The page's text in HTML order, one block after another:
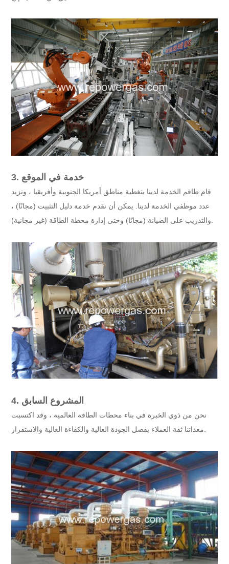
3. خدمة في الموقع
قام طاقم الخدمة لدينا بتغطية مناطق أمريكا الجنوبية وأفريقيا ، ونزيد
عدد موظفي الخدمة لدينا. يمكن أن نقدم خدمة دليل التثبيت (مجانًا) ،
والتدريب على الصيانة (مجانًا) وحتى إدارة محطة الطاقة (غير مجانية).
4. المشروع السابق
نحن من ذوي الخبرة في بناء محطات الطاقة العالمية ، وقد اكتسبت